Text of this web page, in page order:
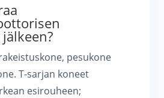
pesukone
T-sarjan koneet
esirouheen;